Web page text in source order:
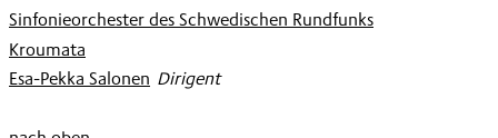
Sinfonieorchester des Schwedischen Rundfunks
Kroumata
Esa-Pekka Salonen: Dirigent